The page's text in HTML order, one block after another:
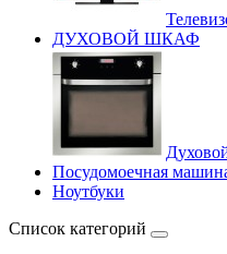
ДУХОВОЙ ШКАФ
Посудомоечная
Ноутбуки
Список категорий